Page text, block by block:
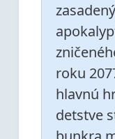
roku
hlavnú
detstve